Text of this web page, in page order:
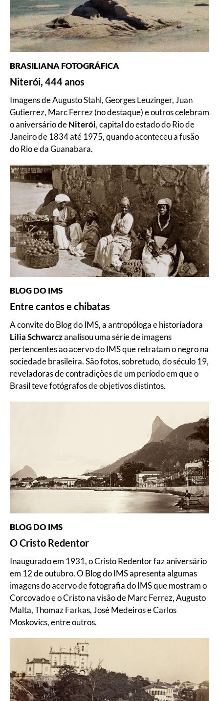
BRASILIANA FOTOGRÁFICA
Niterói, 444 anos
Imagens de Augusto Stahl, Georges Leuzinger, Juan
Gutierrez, Marc Ferrez (no destaque) e outros celebram
o aniversário deNiterói, capital do estado do Rio de
Janeiro de 1834 até 1975, quando aconteceu a fusão
do Rio e da Guanabara.
BLOG DO IMS
Entre cantos e chibatas
A convite do Blog do IMS, a antropóloga e historiadora
Lilia Schwarczanalisou uma série de imagens
pertencentes ao acervo do IMS que retratam o negro na
sociedade brasileira. São fotos, sobretudo, do século 19,
reveladoras de contradições de um período em que o
Brasil teve fotógrafos de objetivos distintos.
BLOG DO IMS
O Cristo Redentor
Inaugurado em 1931, o Cristo Redentor faz aniversário
em 12 de outubro. O Blog do IMS apresenta algumas
imagens do acervo de fotografia do IMS que mostram o
Corcovado e o Cristo na visão de Marc Ferrez, Augusto
Malta, Thomaz Farkas, José Medeiros e Carlos
Moskovics, entre outros.